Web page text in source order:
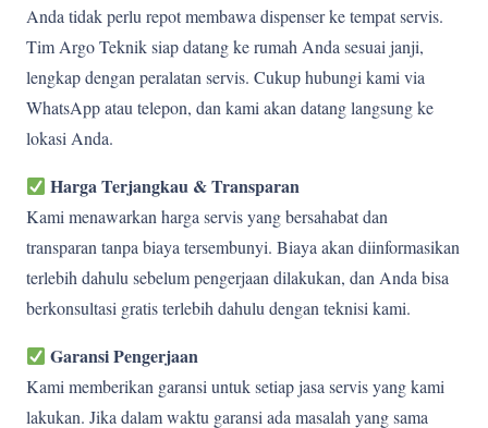
Anda tidak perlu repot membawa dispenser ke tempat servis.
Tim Argo Teknik siap datang ke rumah Anda sesuai janji,
lengkap dengan peralatan servis. Cukup hubungi kami via
WhatsApp atau telepon, dan kami akan datang langsung ke
lokasi Anda.
Harga Terjangkau & Transparan
Kami menawarkan harga servis yang bersahabat dan
transparan tanpa biaya tersembunyi. Biaya akan diinformasikan
terlebih dahulu sebelum pengerjaan dilakukan, dan Anda bisa
berkonsultasi gratis terlebih dahulu dengan teknisi kami.
Garansi Pengerjaan
Kami memberikan garansi untuk setiap jasa servis yang kami
lakukan. Jika dalam waktu garansi ada masalah yang sama